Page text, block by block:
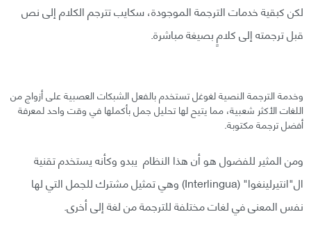
لكن كبقية خدمات الترجمة الموجودة، سكايب تترجم الكلام إلى نص
قبل ترجمته إلى كلامٍ بصيغة مباشرة.
وخدمة الترجمة النصية لغوغل تستخدم بالفعل الشبكات العصبية على أزواج من
اللغات الأكثر شعبية، مما يتيح لها تحليل جمل بأكملها في وقت واحد لمعرفة
أفضل ترجمة مكتوبة.
ومن المثير للفضول هو أن هذا النظام يبدو وكأنه يستخدم تقنية
ال"انتيرلينغوا" (Interlingua) وهي تمثيل مشترك للجمل التي لها
نفس المعنى في لغات مختلفة للترجمة من لغة إلى أخرى.